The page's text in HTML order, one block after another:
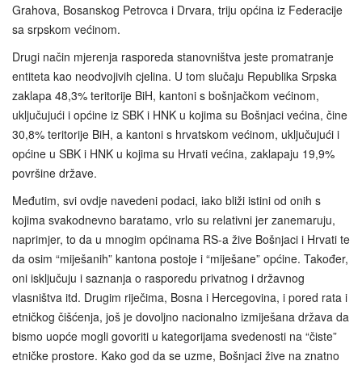
Grahova, Bosanskog Petrovca i Drvara, triju općina iz Federacije
sa srpskom većinom.
Drugi način mjerenja rasporeda stanovništva jeste promatranje
entiteta kao neodvojivih cjelina. U tom slučaju Republika Srpska
zaklapa 48,3% teritorije BiH, kantoni s bošnjačkom većinom,
uključujući i općine iz SBK i HNK u kojima su Bošnjaci većina, čine
30,8% teritorije BiH, a kantoni s hrvatskom većinom, uključujući i
općine u SBK i HNK u kojima su Hrvati većina, zaklapaju 19,9%
površine države.
Međutim, svi ovdje navedeni podaci, iako bliži istini od onih s
kojima svakodnevno baratamo, vrlo su relativni jer zanemaruju,
naprimjer, to da u mnogim općinama RS-a žive Bošnjaci i Hrvati te
da osim “miješanih” kantona postoje i “miješane” općine. Također,
oni isključuju i saznanja o rasporedu privatnog i državnog
vlasništva itd. Drugim riječima, Bosna i Hercegovina, i pored rata i
etničkog čišćenja, još je dovoljno nacionalno izmiješana država da
bismo uopće mogli govoriti u kategorijama svedenosti na “čiste”
etničke prostore. Kako god da se uzme, Bošnjaci žive na znatno